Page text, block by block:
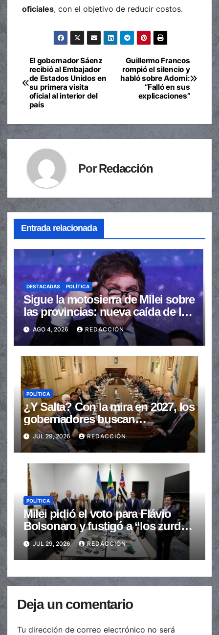
oficiales, con el objetivo de reducir costos.
Navegación
de
entradas
Guillermo Francos
rompió el silencio y
habló sobre Adorni:
“Falló en sus
explicaciones”
El gobernador Sáenz
recibió al Embajador
de Estados Unidos en
su primera visita
oficial al interior del
país
PorRedacción
Entrada relacionada
DESTACADAS POLÍTICA
Sigue la motosierra de Milei sobre
las provincias: nueva caída de las
transferencias no automáticas
AGO 4, 2026 REDACCIÓN
POLÍTICA
¿Y Salta? Con la mira en 2027, los
gobernadores buscan
provincializar la elección
JUL 29, 2026 REDACCIÓN
POLÍTICA
Milei pidió el voto para Flávio
Bolsonaro y fustigó a “los zurdos
de mierda”
JUL 29, 2026 REDACCIÓN
Deja un comentario
Tu dirección de correo electrónico no será